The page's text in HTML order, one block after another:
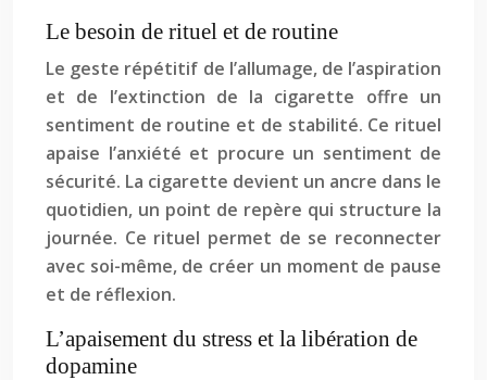
Le besoin de rituel et de routine
Le geste répétitif de l’allumage, de l’aspiration
et de l’extinction de la cigarette offre un
sentiment de routine et de stabilité. Ce rituel
apaise l’anxiété et procure un sentiment de
sécurité. La cigarette devient un ancre dans le
quotidien, un point de repère qui structure la
journée. Ce rituel permet de se reconnecter
avec soi-même, de créer un moment de pause
et de réflexion.
L’apaisement du stress et la libération de
dopamine